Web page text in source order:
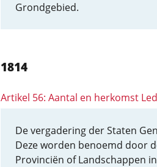
Grondgebied.
1814
Artikel 56: Aantal en herkomst
De vergadering der Staten
Deze worden benoemd door
Provinciën of Landschappen